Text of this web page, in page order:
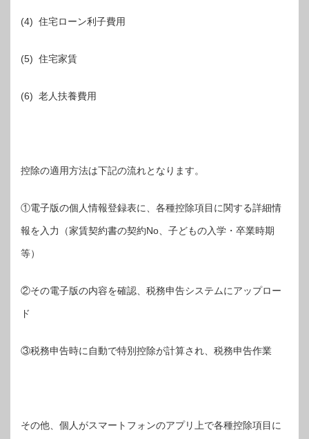
(4) 住宅ローン利子費用
(5) 住宅家賃
(6) 老人扶養費用
控除の適用方法は下記の流れとなります。
①電子版の個人情報登録表に、各種控除項目に関する詳細情
報を入力（家賃契約書の契約No、子どもの入学・卒業時期
等）
②その電子版の内容を確認、税務申告システムにアップロー
ド
③税務申告時に自動で特別控除が計算され、税務申告作業
その他、個人がスマートフォンのアプリ上で各種控除項目に